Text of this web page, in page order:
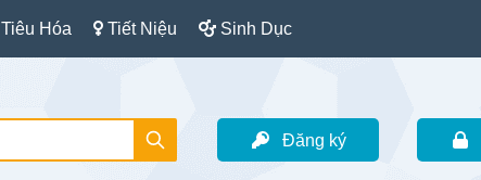
Tiêu Hóa Tiết Niệu Sinh Dục
Đăng ký